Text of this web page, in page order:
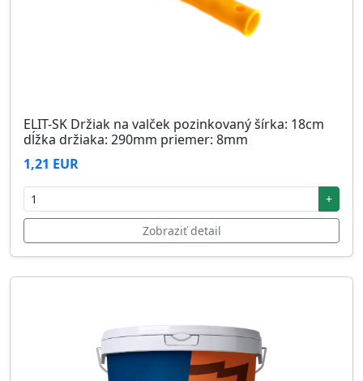
ELIT-SK Držiak na valček pozinkovaný šírka: 18cm
dĺžka držiaka: 290mm priemer: 8mm
1,21 EUR
+
Zobraziť detail